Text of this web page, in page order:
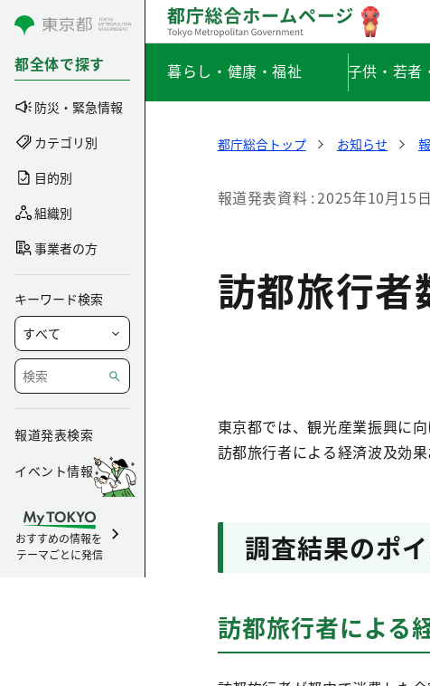
コンテンツにスキップ
都全体で探す
防災・緊急情報
カテゴリ別
目的別
組織別
事業者の方
キーワード検索
報道発表検索
イベント情報
おすすめの情報を
テーマごとに発信
暮らし・健康・福祉 子供・若者
都庁総合トップ お知らせ
報道発表資料 2025年10月15日
訪都旅行者
東京都では、観光産業振興に
訪都旅行者による経済波及効
調査結果のポ
訪都旅行者による